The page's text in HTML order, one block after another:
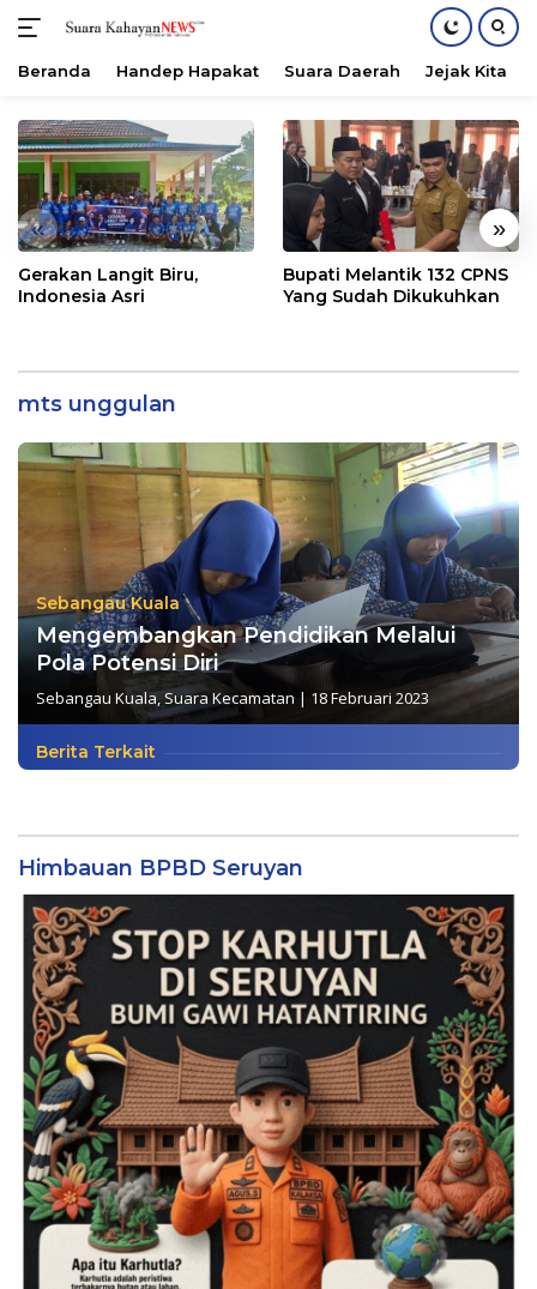
konten
Beranda Handep Hapakat Suara Daerah Jejak Kita
« »
Gerakan Langit Biru,
Indonesia Asri
Bupati Melantik 132 CPNS
Yang Sudah Dikukuhkan
mts unggulan
Sebangau Kuala
Mengembangkan Pendidikan Melalui
Pola Potensi Diri
Sebangau Kuala,Suara Kecamatan | 18 Februari 2023
Berita Terkait
Himbauan BPBD Seruyan